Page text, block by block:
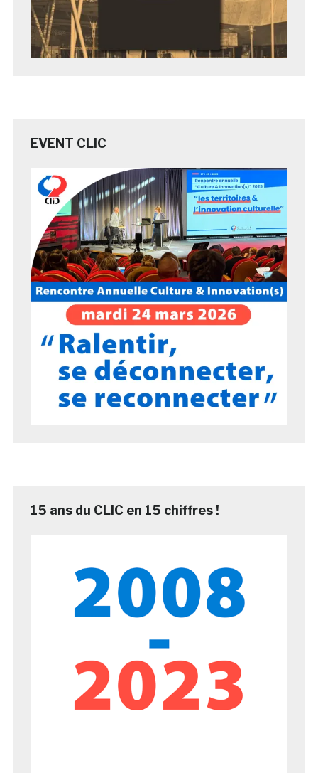
EVENT CLIC
15 ans du CLIC en 15 chiffres !